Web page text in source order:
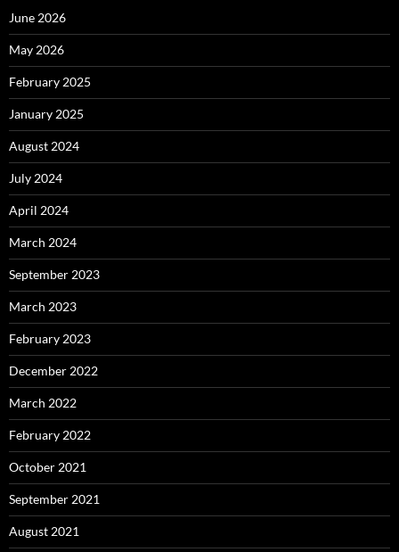
June 2026
May 2026
February 2025
January 2025
August 2024
July 2024
April 2024
March 2024
September 2023
March 2023
February 2023
December 2022
March 2022
February 2022
October 2021
September 2021
August 2021